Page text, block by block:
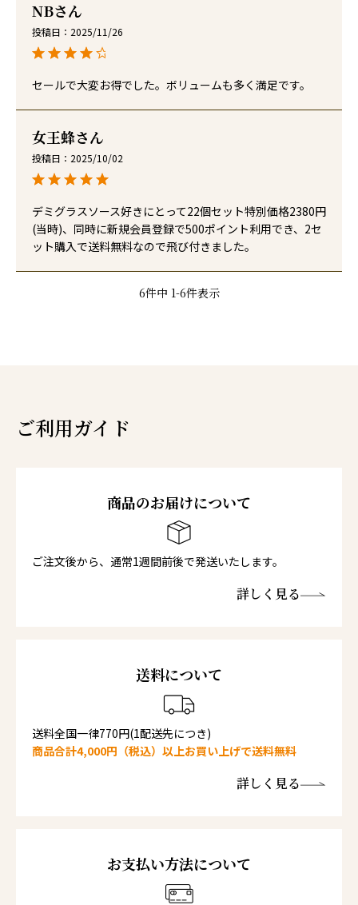
NB
投稿日 2025/11/26
セールで大変お得でした。ボリュームも多く満足です。
女王蜂
投稿日 2025/10/02
デミグラスソース好きにとって22個セット特別価格2380円
(当時)、同時に新規会員登録で500ポイント利用でき、2セ
ット購入で送料無料なので飛び付きました。
6件中 1-6件表示
ご利用ガイド
商品のお届けについて
ご注文後から、通常1週間前後で発送いたします。
詳しく見る
送料について
送料全国一律770円(1配送先につき)
商品合計4,000円（税込）以上お買い上げで送料無料
詳しく見る
お支払い方法について